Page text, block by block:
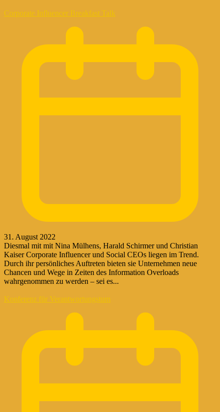
Corporate Influencer Breakfast Talk
31. August 2022
Diesmal mit mit Nina Mülhens, Harald Schirmer und Christian
Kaiser Corporate Influencer und Social CEOs liegen im Trend.
Durch ihr persönliches Auftreten bieten sie Unternehmen neue
Chancen und Wege in Zeiten des Information Overloads
wahrgenommen zu werden – sei es...
Konferenz für Verantwortungstum